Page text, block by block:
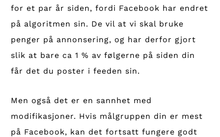
for et par år siden, fordi Facebook har endret
på algoritmen sin. De vil at vi skal bruke
penger på annonsering, og har derfor gjort
slik at bare ca 1 % av følgerne på siden din
får det du poster i feeden sin.
Men også det er en sannhet med
modifikasjoner. Hvis målgruppen din er mest
på Facebook, kan det fortsatt fungere godt